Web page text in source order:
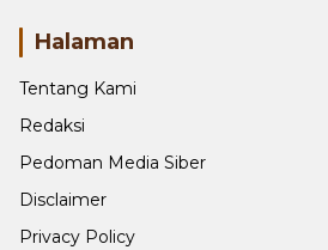
Halaman
Tentang Kami
Redaksi
Pedoman Media Siber
Disclaimer
Privacy Policy